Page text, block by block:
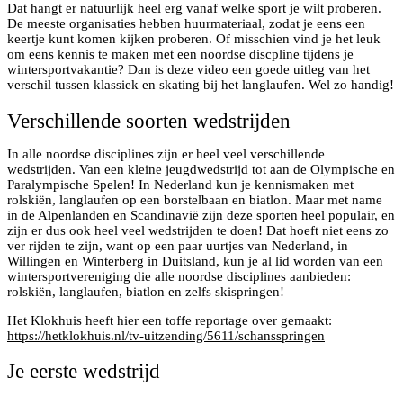
Dat hangt er natuurlijk heel erg vanaf welke sport je wilt proberen.
De meeste organisaties hebben huurmateriaal, zodat je eens een
keertje kunt komen kijken proberen. Of misschien vind je het leuk
om eens kennis te maken met een noordse discpline tijdens je
wintersportvakantie? Dan is deze video een goede uitleg van het
verschil tussen klassiek en skating bij het langlaufen. Wel zo handig!
Verschillende soorten wedstrijden
In alle noordse disciplines zijn er heel veel verschillende
wedstrijden. Van een kleine jeugdwedstrijd tot aan de Olympische en
Paralympische Spelen! In Nederland kun je kennismaken met
rolskiën, langlaufen op een borstelbaan en biatlon. Maar met name
in de Alpenlanden en Scandinavië zijn deze sporten heel populair, en
zijn er dus ook heel veel wedstrijden te doen! Dat hoeft niet eens zo
ver rijden te zijn, want op een paar uurtjes van Nederland, in
Willingen en Winterberg in Duitsland, kun je al lid worden van een
wintersportvereniging die alle noordse disciplines aanbieden:
rolskiën, langlaufen, biatlon en zelfs skispringen!
Het Klokhuis heeft hier een toffe reportage over gemaakt:
https://hetklokhuis.nl/tv-uitzending/5611/schansspringen
Je eerste wedstrijd